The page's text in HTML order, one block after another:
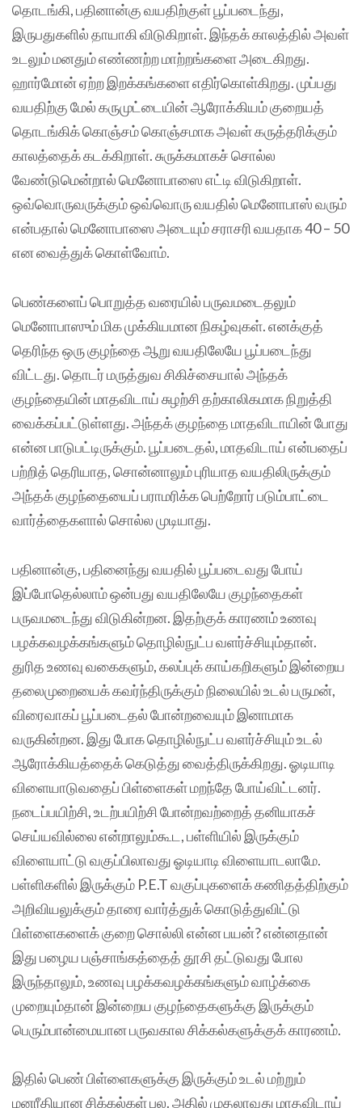
தொடங்கி, பதினான்கு வயதிற்குள் பூப்படைந்து,
இருபதுகளில் தாயாகி விடுகிறாள். இந்தக் காலத்தில் அவள்
உடலும் மனதும் எண்ணற்ற மாற்றங்களை அடைகிறது.
ஹார்மோன் ஏற்ற இறக்கங்களை எதிர்கொள்கிறது. முப்பது
வயதிற்கு மேல் கருமுட்டையின் ஆரோக்கியம் குறையத்
தொடங்கிக் கொஞ்சம் கொஞ்சமாக அவள் கருத்தரிக்கும்
காலத்தைக் கடக்கிறாள். சுருக்கமாகச் சொல்ல
வேண்டுமென்றால் மெனோபாஸை எட்டி விடுகிறாள்.
ஒவ்வொருவருக்கும் ஒவ்வொரு வயதில் மெனோபாஸ் வரும்
என்பதால் மெனோபாஸை அடையும் சராசரி வயதாக 40 – 50
என வைத்துக் கொள்வோம்.
பெண்களைப் பொறுத்த வரையில் பருவமடைதலும்
மெனோபாஸும் மிக முக்கியமான நிகழ்வுகள். எனக்குத்
தெரிந்த ஒரு குழந்தை ஆறு வயதிலேயே பூப்படைந்து
விட்டது. தொடர் மருத்துவ சிகிச்சையால் அந்தக்
குழந்தையின் மாதவிடாய் சுழற்சி தற்காலிகமாக நிறுத்தி
வைக்கப்பட்டுள்ளது. அந்தக் குழந்தை மாதவிடாயின் போது
என்ன பாடுபட்டிருக்கும். பூப்படைதல், மாதவிடாய் என்பதைப்
பற்றித் தெரியாத, சொன்னாலும் புரியாத வயதிலிருக்கும்
அந்தக் குழந்தையைப் பராமரிக்க பெற்றோர் படும்பாட்டை
வார்த்தைகளால் சொல்ல முடியாது.
பதினான்கு, பதினைந்து வயதில் பூப்படைவது போய்
இப்போதெல்லாம் ஒன்பது வயதிலேயே குழந்தைகள்
பருவமடைந்து விடுகின்றன. இதற்குக் காரணம் உணவு
பழக்கவழக்கங்களும் தொழில்நுட்ப வளர்ச்சியும்தான்.
துரித உணவு வகைகளும், கலப்புக் காய்கறிகளும் இன்றைய
தலைமுறையைக் கவர்ந்திருக்கும் நிலையில் உடல் பருமன்,
விரைவாகப் பூப்படைதல் போன்றவையும் இனாமாக
வருகின்றன. இது போக தொழில்நுட்ப வளர்ச்சியும் உடல்
ஆரோக்கியத்தைக் கெடுத்து வைத்திருக்கிறது. ஓடியாடி
விளையாடுவதைப் பிள்ளைகள் மறந்தே போய்விட்டனர்.
நடைப்பயிற்சி, உடற்பயிற்சி போன்றவற்றைத் தனியாகச்
செய்யவில்லை என்றாலும்கூட, பள்ளியில் இருக்கும்
விளையாட்டு வகுப்பிலாவது ஓடியாடி விளையாடலாமே.
பள்ளிகளில் இருக்கும் P.E.T வகுப்புகளைக் கணிதத்திற்கும்
அறிவியலுக்கும் தாரை வார்த்துக் கொடுத்துவிட்டு
பிள்ளைகளைக் குறை சொல்லி என்ன பயன்? என்னதான்
இது பழைய பஞ்சாங்கத்தைத் தூசி தட்டுவது போல
இருந்தாலும், உணவு பழக்கவழக்கங்களும் வாழ்க்கை
முறையும்தான் இன்றைய குழந்தைகளுக்கு இருக்கும்
பெரும்பான்மையான பருவகால சிக்கல்களுக்குக் காரணம்.
இதில் பெண் பிள்ளைகளுக்கு இருக்கும் உடல் மற்றும்
மனரீதியான சிக்கல்கள் பல. அதில் முதலாவது மாதவிடாய்